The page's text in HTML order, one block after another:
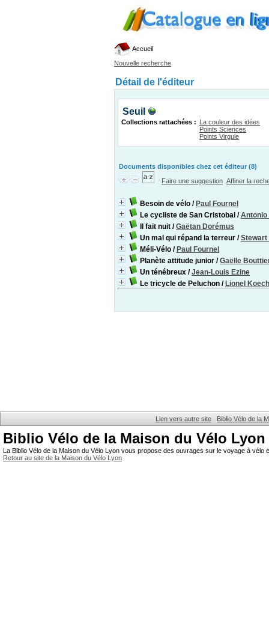
Accueil
Nouvelle recherche
Détail de l'éditeur
Seuil
Collections rattachées : La couleur des idées
Points Sciences
Points Virgule
Documents disponibles chez cet éditeur (8)
Faire une suggestion Affiner la
Besoin de vélo / Paul Fournel
Le cycliste de San Cristobal /Antonio
Il fait nuit /Gaëtan Dorémus
Un mal qui répand la terreur /Stewart
Méli-Vélo / Paul Fournel
Planète attitude junior /Gaëlle
Un ténébreux /Jean-Louis Ezine
Le tricycle de Peluchon / Lionel
Lien vers autre site Biblio Vélo de la
Biblio Vélo de la Maison du Vélo Lyon
La Biblio Vélo de la Maison du Vélo Lyon vous propose des ouvrages sur le voyage à
Retour au site de la Maison du Vélo Lyon